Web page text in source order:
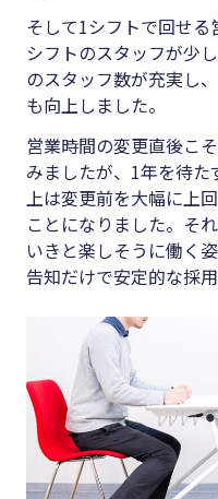
そして1シフトで回せ
シフトのスタッフが少
のスタッフ数が充実し
も向上しました。
営業時間の変更直後こ
みましたが、1年を待
上は変更前を大幅に上
ことになりました。そ
いきと楽しそうに働く
告知だけで安定的な採